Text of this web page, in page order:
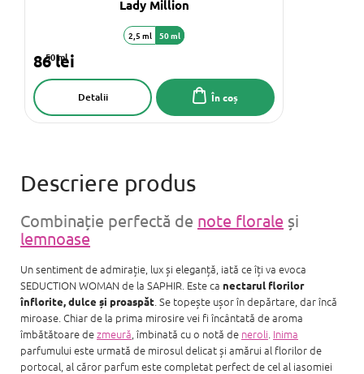
Lady Million
50 ml
86 lei
În coș
Detalii
2,5 ml 50 ml
Combinație perfectă de note florale și
lemnoase
Un sentiment de admirație, lux și eleganță, iată ce îți va evoca
SEDUCTION WOMAN de la SAPHIR. Este ca nectarul florilor
înflorite, dulce și proaspăt. Se topește ușor în depărtare, dar încă
miroase. Chiar de la prima mirosire vei fi încântată de aroma
îmbătătoare dezmeură, îmbinată cu o notă de neroli. Inima
parfumului este urmată de mirosul delicat și amărui al florilor de
portocal, al căror parfum este completat perfect de cel al iasomiei